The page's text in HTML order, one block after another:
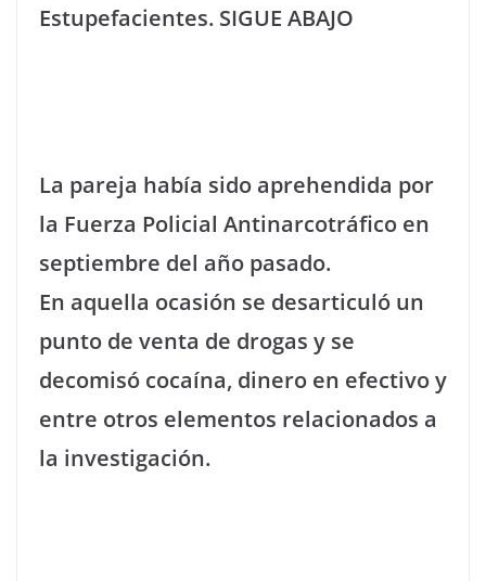
Estupefacientes. SIGUE ABAJO
La pareja había sido aprehendida por
la Fuerza Policial Antinarcotráfico en
septiembre del año pasado.
En aquella ocasión se desarticuló un
punto de venta de drogas y se
decomisó cocaína, dinero en efectivo y
entre otros elementos relacionados a
la investigación.